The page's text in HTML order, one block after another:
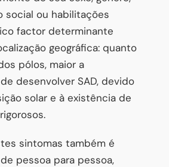
social ou habilitações
factor determinante
geográfica: quanto
pólos, maior a
desenvolver SAD, devido
solar e à existência de
sintomas também é
pessoa para pessoa,